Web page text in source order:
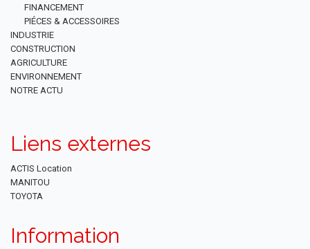
FINANCEMENT
PIÉCES & ACCESSOIRES
INDUSTRIE
CONSTRUCTION
AGRICULTURE
ENVIRONNEMENT
NOTRE ACTU
Liens externes
ACTIS Location
MANITOU
TOYOTA
Information